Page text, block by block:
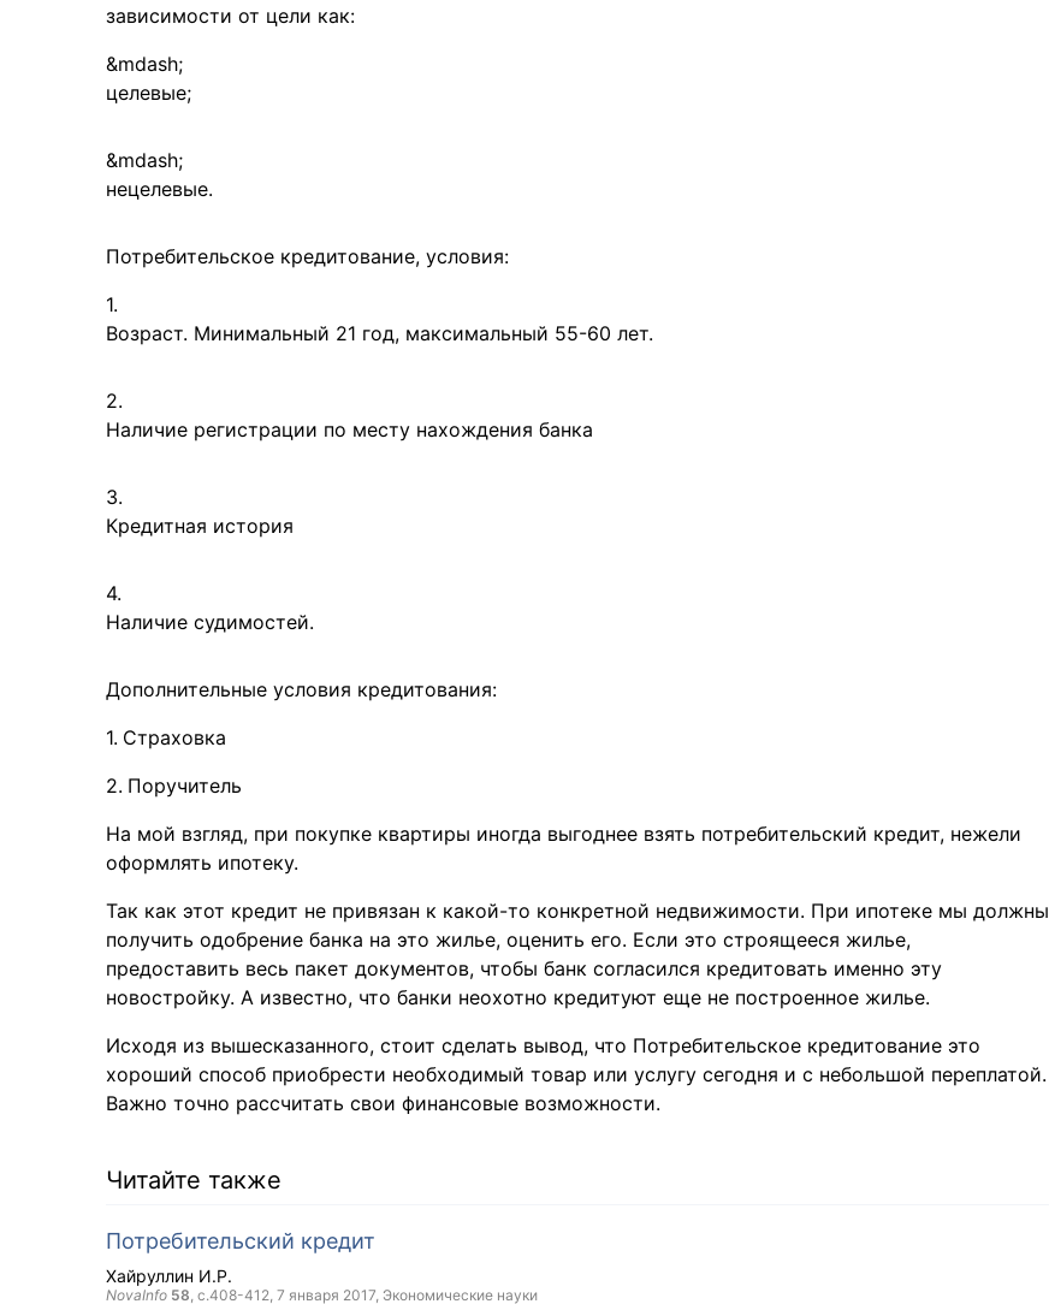
зависимости от цели как:
целевые;
нецелевые.
Потребительское кредитование, условия:
Возраст. Минимальный 21 год, максимальный 55-60 лет.
Наличие регистрации по месту нахождения банка
Кредитная история
Наличие судимостей.
Дополнительные условия кредитования:
Страховка
Поручитель
На мой взгляд, при покупке квартиры иногда выгоднее взять потребительский кредит, нежели
оформлять ипотеку.
Так как этот кредит не привязан к какой-то конкретной недвижимости. При ипотеке мы должны
получить одобрение банка на это жилье, оценить его. Если это строящееся жилье,
предоставить весь пакет документов, чтобы банк согласился кредитовать именно эту
новостройку. А известно, что банки неохотно кредитуют еще не построенное жилье.
Исходя из вышесказанного, стоит сделать вывод, что Потребительское кредитование это
хороший способ приобрести необходимый товар или услугу сегодня и с небольшой переплатой.
Важно точно рассчитать свои финансовые возможности.
Читайте также
Потребительский кредит
Хайруллин И.Р.
NovaInfo 58, с.408-412, 7 января 2017, Экономические науки